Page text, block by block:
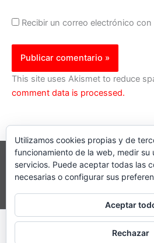
Recibir un correo electrónico
This site uses Akismet to reduce
comment data is processed.
Política Cookies| Política
Utilizamos cookies propias y de
funcionamiento de la web, medir su
servicios. Puede aceptar todas las
necesarias o configurar sus
Aceptar
Rechazar